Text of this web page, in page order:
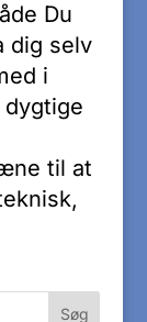
Du
dig selv
i
til at